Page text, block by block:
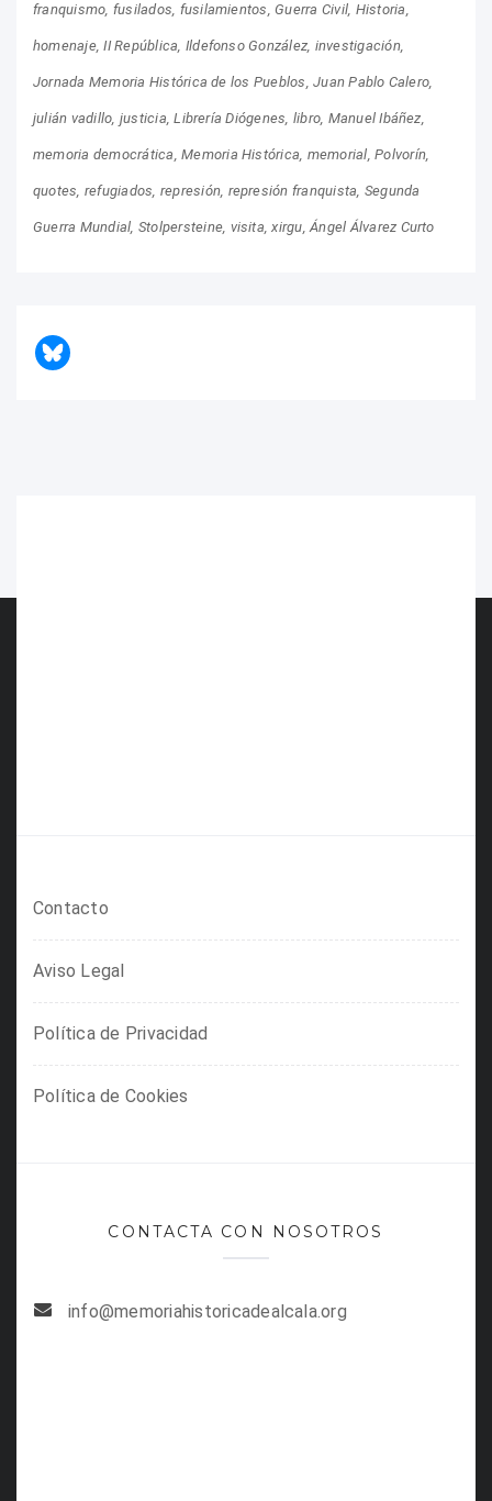
franquismo fusilados fusilamientos Guerra Civil Historia
homenaje II República Ildefonso González investigación
Jornada Memoria Histórica de los Pueblos Juan Pablo Calero
julián vadillo justicia Librería Diógenes libro Manuel Ibáñez
memoria democrática Memoria Histórica memorial Polvorín
quotes refugiados represión represión franquista Segunda
Guerra Mundial Stolpersteine visita xirgu Ángel Álvarez Curto
Contacto
Aviso Legal
Política de Privacidad
Política de Cookies
CONTACTA CON NOSOTROS
info@memoriahistoricadealcala.org